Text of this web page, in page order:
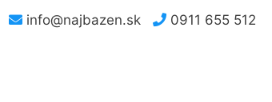
info@najbazen.sk 0911 655 512